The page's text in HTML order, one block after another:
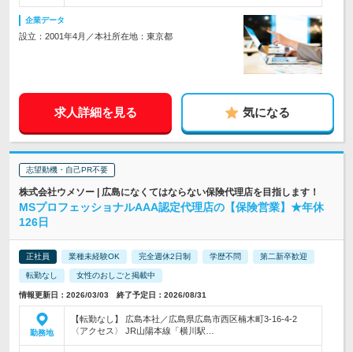
企業データ
設立：2001年4月／本社所在地：東京都
求人詳細を見る 気になる
志望動機・自己PR不要
株式会社ウメソー | 広島になくてはならない保険代理店を目指します！
MSプロフェッショナルAAA認定代理店の【保険営業】★年休
126日
正社員 業種未経験OK 完全週休2日制 学歴不問 第二新卒歓迎
転勤なし 女性のおしごと掲載中
情報更新日：2026/03/03 終了予定日：2026/08/31
勤務地
【転勤なし】 広島本社／広島県広島市西区楠木町3-16-4-2
〈アクセス〉 JR山陽本線「横川駅…